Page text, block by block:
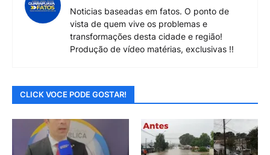
Noticias baseadas em fatos. O ponto de
vista de quem vive os problemas e
transformações desta cidade e região!
Produção de vídeo matérias, exclusivas !!
CLICK VOCE PODE GOSTAR!